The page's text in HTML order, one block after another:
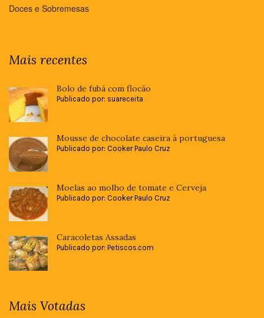
Doces e Sobremesas
Mais recentes
Bolo de fubá com flocão
Publicado por: suareceita
Mousse de chocolate caseira à portuguesa
Publicado por: Cooker Paulo Cruz
Moelas ao molho de tomate e Cerveja
Publicado por: Cooker Paulo Cruz
Caracoletas Assadas
Publicado por: Petiscos.com
Mais Votadas